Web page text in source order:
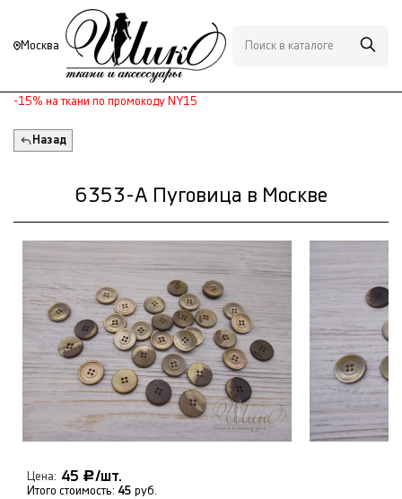
Москва
-15% на ткани по промокоду NY15
Назад
6353-А Пуговица в Москве
Цена: 45 Р/шт.
Итого стоимость: 45 руб.